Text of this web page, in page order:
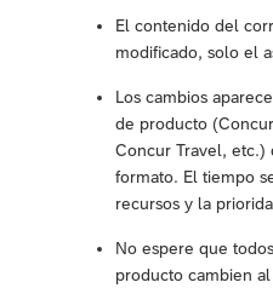
El contenido del
modificado, solo el
Los cambios
de producto
Concur Travel, etc.)
formato. El tiempo
recursos y la
No espere que
producto cambien